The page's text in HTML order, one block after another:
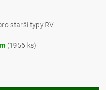
starší typy RV
(1956 ks)